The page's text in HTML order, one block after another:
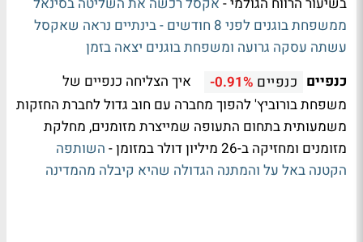
ממשפחת בוגנים לפני 8 חודשים - בינתיים נראה שאקסל
עשתה עסקה גרועה ומשפחת בוגנים יצאה בזמן
כנפיים כנפיים -0.91%
איך הצליחה כנפיים של
משפחת בורוביץ' להפוך מחברה עם חוב גדול לחברת החזקות
משמעותית בתחום התעופה שמייצרת מזומנים, מחלקת
מזומנים ומחזיקה ב-26 מיליון דולר במזומן -
השותפה
הקטנה באל על והמתנה הגדולה שהיא קיבלה מהמדינה